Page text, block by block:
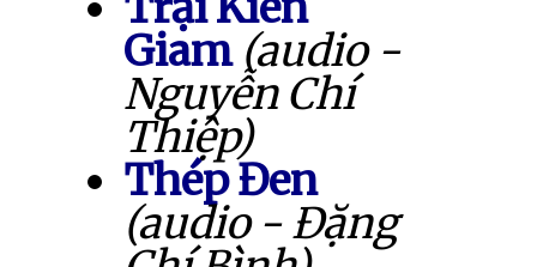
Giam (audio -
Nguyễn Chí
Thiệp)
Thép Đen
(audio - Đặng